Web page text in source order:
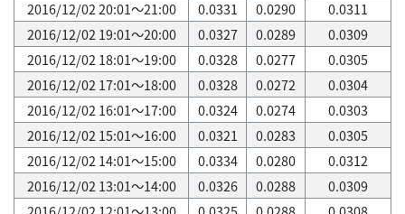
2016/12/02 20:01～21:00
0.0331 0.0290
0.0311
2016/12/02 19:01～20:00
0.0327 0.0289
0.0309
2016/12/02 18:01～19:00
0.0328 0.0277
0.0305
2016/12/02 17:01～18:00
0.0328 0.0272
0.0304
2016/12/02 16:01～17:00
0.0324 0.0274
0.0303
2016/12/02 15:01～16:00
0.0321 0.0283
0.0305
2016/12/02 14:01～15:00
0.0334 0.0280
0.0312
2016/12/02 13:01～14:00
0.0326 0.0288
0.0309